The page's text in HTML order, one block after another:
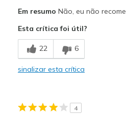
Contras
No Traction on bottom of shoe
Em resumo Não, eu não
Esta crítica foi útil?
22 6
sinalizar esta crítica
4